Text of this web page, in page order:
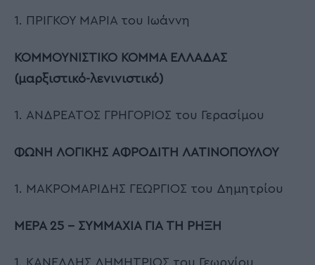
1. ΠΡΙΓΚΟΥ ΜΑΡΙΑ του Ιωάννη
ΚΟΜΜΟΥΝΙΣΤΙΚΟ ΚΟΜΜΑ ΕΛΛΑΔΑΣ
(μαρξιστικό-λενινιστικό)
1. ΑΝΔΡΕΑΤΟΣ ΓΡΗΓΟΡΙΟΣ του Γερασίμου
ΦΩΝΗ ΛΟΓΙΚΗΣ ΑΦΡΟΔΙΤΗ ΛΑΤΙΝΟΠΟΥΛΟΥ
1. ΜΑΚΡΟΜΑΡΙΔΗΣ ΓΕΩΡΓΙΟΣ του Δημητρίου
ΜΕΡΑ 25 – ΣΥΜΜΑΧΙΑ ΓΙΑ ΤΗ ΡΗΞΗ
1. ΚΑΝΕΛΛΗΣ ΔΗΜΗΤΡΙΟΣ του Γεωργίου